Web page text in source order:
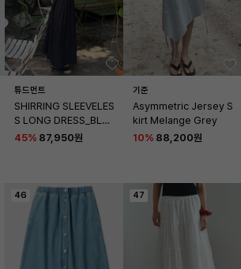
튜드먼트
SHIRRING SLEEVELES
S LONG DRESS_BLAC
K
45% 87,950원
기준
Asymmetric Jersey S
kirt Melange Grey
10% 88,200원
46 47